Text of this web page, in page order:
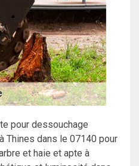
pour dessouchage
Thines dans le 07140 pour
et haie et apte à